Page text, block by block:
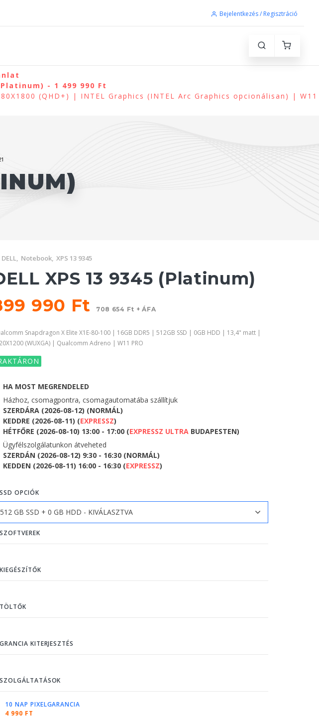
Bejelentkezés / Regisztráció
- 1 499 990 Ft
(QHD+) | INTEL Graphics (INTEL Arc Graphics opcionálisan) | W11
DELL, Notebook, XPS 13 9345
XPS 13 9345 (Platinum)
990 Ft
708 654 Ft + ÁFA
Snapdragon X Elite X1E-80-100 | 16GB DDR5 | 512GB SSD | 0GB HDD | 13,4" matt |
(WUXGA) | Qualcomm Adreno | W11 PRO
HA MOST MEGRENDELED
Házhoz, csomagpontra, csomagautomatába szállítjuk
SZERDÁRA (2026-08-12) (NORMÁL)
KEDDRE (2026-08-11) (EXPRESSZ)
HÉTFŐRE (2026-08-10) 13:00 - 17:00 (EXPRESSZ ULTRA BUDAPESTEN)
Ügyfélszolgálatunkon átveheted
SZERDÁN (2026-08-12) 9:30 - 16:30 (NORMÁL)
KEDDEN (2026-08-11) 16:00 - 16:30 (EXPRESSZ)
SSD OPCIÓK
SZOFTVEREK
KIEGÉSZÍTŐK
TÖLTŐK
GRANCIA KITERJESZTÉS
SZOLGÁLTATÁSOK
10 NAP PIXELGARANCIA
4 990 FT